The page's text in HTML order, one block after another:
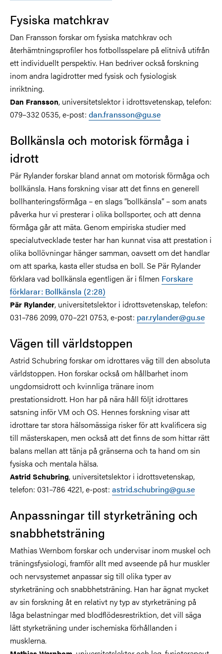
Fysiska matchkrav
Dan Fransson forskar om fysiska matchkrav och
återhämtningsprofiler hos fotbollsspelare på elitnivå utifrån
ett individuellt perspektiv. Han bedriver också forskning
inom andra lagidrotter med fysisk och fysiologisk
inriktning.
Dan Fransson, universitetslektor i idrottsvetenskap, telefon:
079–332 0535, e-post: dan.fransson@gu.se
Bollkänsla och motorisk förmåga i
idrott
Pär Rylander forskar bland annat om motorisk förmåga och
bollkänsla. Hans forskning visar att det finns en generell
bollhanteringsförmåga – en slags ”bollkänsla” – som anats
påverka hur vi presterar i olika bollsporter, och att denna
förmåga går att mäta. Genom empiriska studier med
specialutvecklade tester har han kunnat visa att prestation i
olika bollövningar hänger samman, oavsett om det handlar
om att sparka, kasta eller studsa en boll. Se Pär Rylander
förklara vad bollkänsla egentligen är i filmen Forskare
förklarar: Bollkänsla (2:28)
Pär Rylander, universitetslektor i idrottsvetenskap, telefon:
031–786 2099, 070–221 0753, e-post: par.rylander@gu.se
Vägen till världstoppen
Astrid Schubring forskar om idrottares väg till den absoluta
världstoppen. Hon forskar också om hållbarhet inom
ungdomsidrott och kvinnliga tränare inom
prestationsidrott. Hon har på nära håll följt idrottares
satsning inför VM och OS. Hennes forskning visar att
idrottare tar stora hälsomässiga risker för att kvalificera sig
till mästerskapen, men också att det finns de som hittar rätt
balans mellan att tänja på gränserna och ta hand om sin
fysiska och mentala hälsa.
Astrid Schubring, universitetslektor i idrottsvetenskap,
telefon: 031–786 4221, e-post: astrid.schubring@gu.se
Anpassningar till styrketräning och
snabbhetsträning
Mathias Wernbom forskar och undervisar inom muskel och
träningsfysiologi, framför allt med avseende på hur muskler
och nervsystemet anpassar sig till olika typer av
styrketräning och snabbhetsträning. Han har ägnat mycket
av sin forskning åt en relativt ny typ av styrketräning på
låga belastningar med blodflödesrestriktion, det vill säga
lätt styrketräning under ischemiska förhållanden i
musklerna.